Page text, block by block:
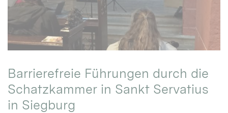
Barrierefreie Führungen durch die
Schatzkammer in Sankt Servatius
in Siegburg